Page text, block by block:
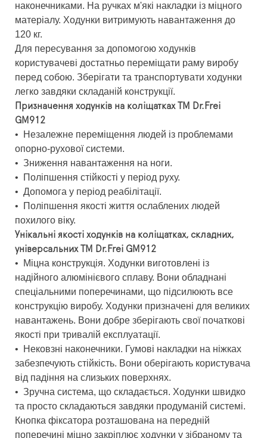
наконечниками. На ручках м'які накладки із міцного
матеріалу. Ходунки витримують навантаження до
120 кг.
Для пересування за допомогою ходунків
користувачеві достатньо переміщати раму виробу
перед собою. Зберігати та транспортувати ходунки
легко завдяки складаній конструкції.
Призначення ходунків на коліщатках ТМ Dr.Frei
GM912
•
Незалежне переміщення людей із проблемами
опорно-рухової системи.
• Зниження навантаження на ноги.
•
Поліпшення стійкості у період руху.
• Допомога у період реабілітації.
•
Поліпшення якості життя ослаблених людей
похилого віку.
Унікальні якості ходунків на коліщатках, складних,
універсальних ТМ Dr.Frei GM912
•
Міцна конструкція. Ходунки виготовлені із
надійного алюмінієвого сплаву. Вони обладнані
спеціальними поперечинами, що підсилюють все
конструкцію виробу. Ходунки призначені для великих
навантажень. Вони добре зберігають свої початкові
якості при тривалій експлуатації.
•
Нековзні наконечники. Гумові накладки на ніжках
забезпечують стійкість. Вони оберігають користувача
від падіння на слизьких поверхнях.
• Зручна система, що складається. Ходунки швидко
та просто складаються завдяки продуманій системі.
Кнопка фіксатора розташована на передній
поперечині міцно закріплює ходунки у зібраному та